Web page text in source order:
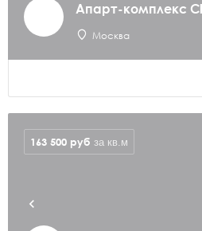
Апарт-комплекс
Москва
163 500 руб за кв.м